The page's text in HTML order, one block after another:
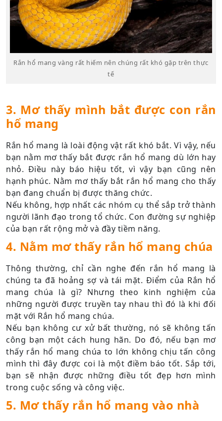
Rắn hổ mang vàng rất hiếm nên chúng rất khó gặp trên thực
tế
3. Mơ thấy mình bắt được con rắn
hổ mang
Rắn hổ mang là loài động vật rất khó bắt. Vì vậy, nếu
bạn nằm mơ thấy bắt được rắn hổ mang dù lớn hay
nhỏ. Điều này báo hiệu tốt, vì vậy bạn cũng nên
hạnh phúc. Nằm mơ thấy bắt rắn hổ mang cho thấy
bạn đang chuẩn bị được thăng chức.
Nếu không, hợp nhất các nhóm cụ thể sắp trở thành
người lãnh đạo trong tổ chức. Con đường sự nghiệp
của bạn rất rộng mở và đầy tiềm năng.
4. Nằm mơ thấy rắn hổ mang chúa
Thông thường, chỉ cần nghe đến rắn hổ mang là
chúng ta đã hoảng sợ và tái mặt. Điểm của Rắn hổ
mang chúa là gì? Nhưng theo kinh nghiệm của
những người được truyền tay nhau thì đó là khi đối
mặt với Rắn hổ mang chúa.
Nếu bạn không cư xử bất thường, nó sẽ không tấn
công bạn một cách hung hãn. Do đó, nếu bạn mơ
thấy rắn hổ mang chúa to lớn không chịu tấn công
mình thì đây được coi là một điềm báo tốt. Sắp tới,
bạn sẽ nhận được những điều tốt đẹp hơn mình
trong cuộc sống và công việc.
5. Mơ thấy rắn hổ mang vào nhà